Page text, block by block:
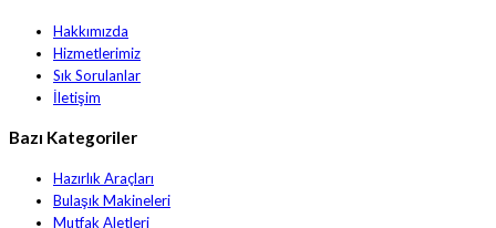
Hakkımızda
Hizmetlerimiz
Sık Sorulanlar
İletişim
Bazı Kategoriler
Hazırlık Araçları
Bulaşık Makineleri
Mutfak Aletleri